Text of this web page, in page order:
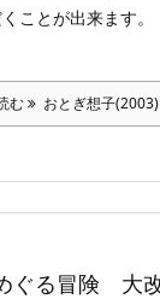
ことが出来ます。
む おとぎ想子(2003)
ぐる冒険 大